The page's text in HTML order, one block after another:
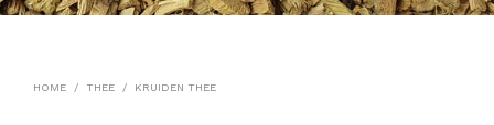
HOME / THEE / KRUIDEN THEE